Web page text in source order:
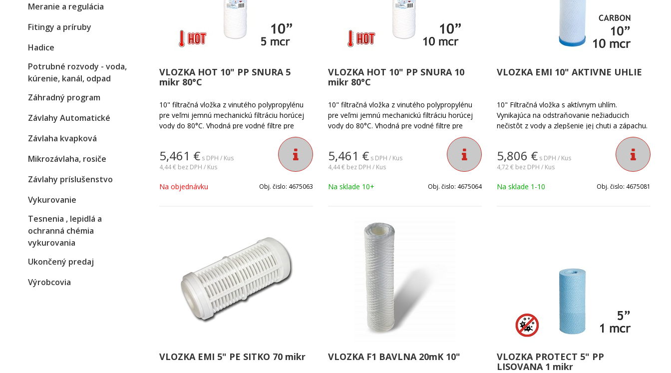
VLOZKA HOT 10" PP SNURA 5
mikr 80°C
10" filtračná vložka z vinutého polypropylénu
pre veľmi jemnú mechanickú filtráciu horúcej
vody do 80°C. Vhodná pre vodné filtre pre
domácnosti a priemysel. Slúži na odstránenie
piesku, hliny, hrdze a všetkých ostatných
mechanických zložiek z vody. Jemnosť filtrácie
vody: 5 mikrónov.
5,461 € s DPH / Kus
4,44 € bez DPH / Kus
Na objednávku Obj. čislo: 4675063
VLOZKA HOT 10" PP SNURA 10
mikr 80°C
10" filtračná vložka z vinutého polypropylénu
pre veľmi jemnú mechanickú filtráciu horúcej
vody do 80°C. Vhodná pre vodné filtre pre
domácnosti a priemysel. Slúži na odstránenie
piesku, hliny, hrdze a všetkých ostatných
mechanických zložiek z vody. Jemnosť filtrácie
vody: 10 mikrónov.
5,461 € s DPH / Kus
4,44 € bez DPH / Kus
Na sklade 10+ Obj. čislo: 4675064
VLOZKA EMI 10" AKTIVNE UHLIE
10" Filtračná vložka s aktívnym uhlím.
Vynikajúca na odstraňovanie nežiaducich
nečistôt z vody a zlepšenie jej chuti a zápachu.
Uhlíkové bloky sú vyrobené z vysoko kvalitného
aktivovaného spekaného uhlíka. Jemnosť
filtrácie vody: 10 mikrónov.
5,806 € s DPH / Kus
4,72 € bez DPH / Kus
Na sklade 1-10 Obj. čislo: 4675081
VLOZKA EMI 5" PE SITKO 70 mikr VLOZKA F1 BAVLNA 20mK 10"
VLOZKA PROTECT 5" PP
LISOVANA 1 mikr
Meranie a regulácia
Fitingy a príruby
Hadice
Potrubné rozvody - voda,
kúrenie, kanál, odpad
Záhradný program
Závlahy Automatické
Závlaha kvapková
Mikrozávlaha, rosiče
Závlahy príslušenstvo
Vykurovanie
Tesnenia , lepidlá a
ochranná chémia
vykurovania
Ukončený predaj
Výrobcovia